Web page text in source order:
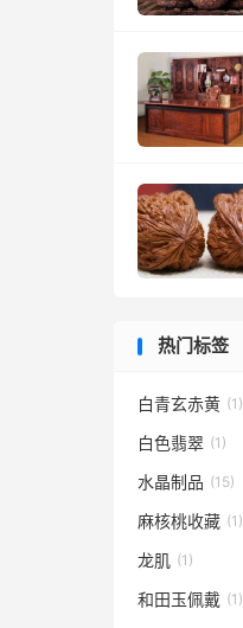
热门标签
白青玄赤黄 (1)
白色翡翠 (1)
水晶制品 (15)
麻核桃收藏 (1)
龙肌 (1)
和田玉佩戴 (1)